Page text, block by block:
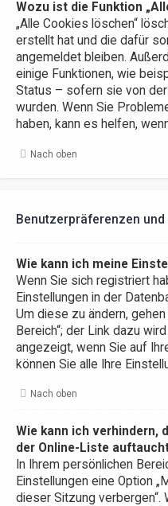
Wozu ist die Funktion
„Alle Cookies löschen“
erstellt hat und die dafür
angemeldet bleiben.
einige Funktionen, wie
Status – sofern sie von
wurden. Wenn Sie
haben, kann es helfen,
Nach oben
Benutzerpräferenzen
Wie kann ich meine
Wenn Sie sich registriert
Einstellungen in der
Um diese zu ändern,
Bereich“; der Link dazu
angezeigt, wenn Sie auf
können Sie alle Ihre
Nach oben
Wie kann ich verhindern,
der Online-Liste
In Ihrem persönlichen
Einstellungen eine Option
dieser Sitzung verbergen“.